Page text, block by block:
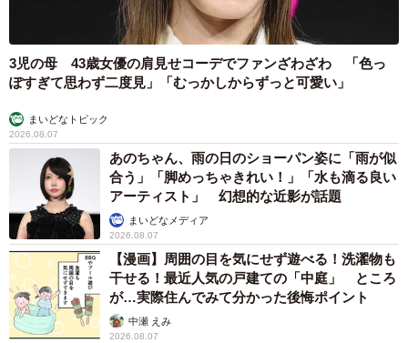
3児の母 43歳女優の肩見せコーデでファンざわざわ 「色っ
ぽすぎて思わず二度見」「むっかしからずっと可愛い」
まいどなトピック
2026.08.07
あのちゃん、雨の日のショーパン姿に「雨が似
合う」「脚めっちゃきれい！」「水も滴る良い
アーティスト」 幻想的な近影が話題
まいどなメディア
2026.08.07
【漫画】周囲の目を気にせず遊べる！洗濯物も
干せる！最近人気の戸建ての「中庭」 ところ
が…実際住んでみて分かった後悔ポイント
中瀬 えみ
2026.08.07